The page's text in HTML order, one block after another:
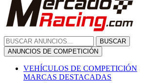
BUSCAR
ANUNCIOS DE COMPETICIÓN
VEHÍCULOS DE COMPETICIÓN
MARCAS DESTACADAS
Peugeot